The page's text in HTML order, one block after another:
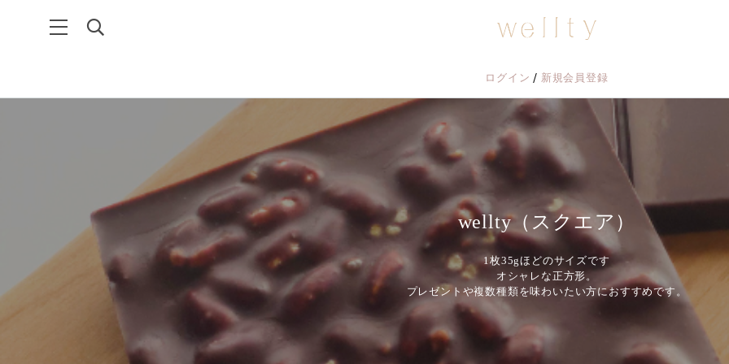
ログイン/ 新規会員登録
wellty（スクエア）
1枚35gほどのサイズです
オシャレな正方形。
プレゼントや複数種類を味わいたい方におすすめです。